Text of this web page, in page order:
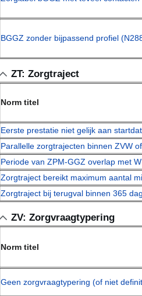
BGGZ zonder bijpassend profiel
ZT: Zorgtraject
Norm titel
Eerste prestatie niet gelijk aan
Parallelle zorgtrajecten binnen ZVW
Periode van ZPM-GGZ overlap met
Zorgtraject bereikt maximum aantal
Zorgtraject bij terugval binnen 365
ZV: Zorgvraagtypering
Norm titel
Geen zorgvraagtypering (of niet